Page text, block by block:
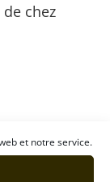
et notre service.
chez